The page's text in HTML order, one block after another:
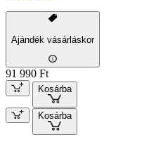
Ajándék vásárláskor
91 990 Ft
Kosárba
Kosárba